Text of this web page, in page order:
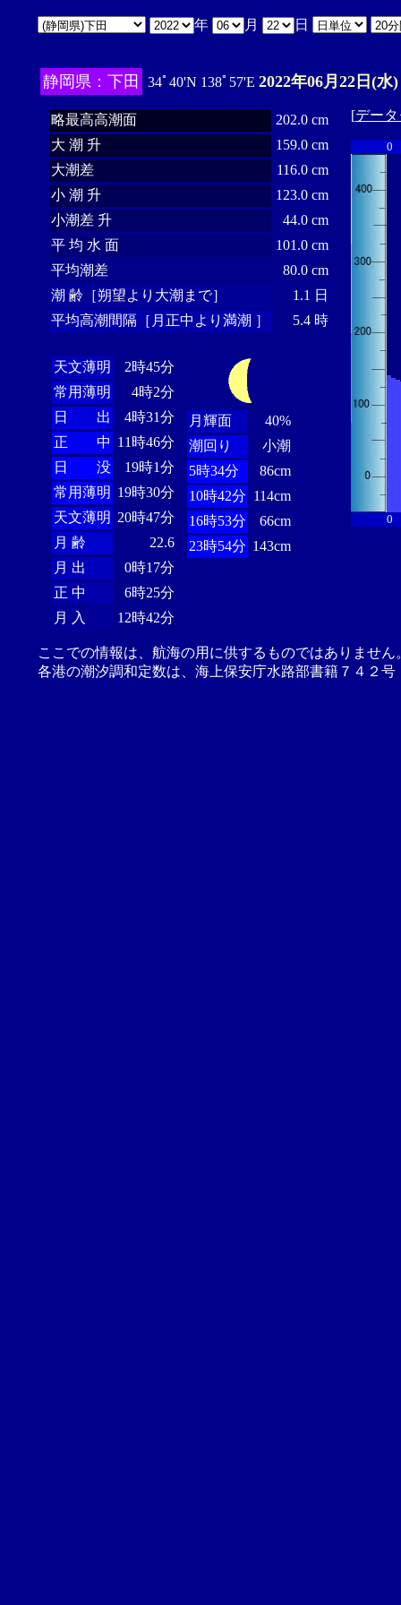
年 月 日
静岡県：下田 34ﾟ40'N 138ﾟ57'E 2022年06月22日(水)
略最高高潮面
202.0 cm
大 潮 升
159.0 cm
大潮差
116.0 cm
小 潮 升
123.0 cm
小潮差 升
44.0 cm
平 均 水 面
101.0 cm
平均潮差
80.0 cm
潮 齢［朔望より大潮まで］
1.1 日
平均高潮間隔［月正中より満潮 ］
5.4 時
天文薄明
2時45分
常用薄明
4時2分
日 出
4時31分
正 中 11時46分
日 没
19時1分
常用薄明 19時30分
天文薄明 20時47分
月 齢
22.6
月 出
0時17分
正 中
6時25分
月 入
12時42分
月輝面
40%
潮回り
小潮
5時34分
86cm
10時42分 114cm
16時53分
66cm
23時54分 143cm
[デー
0
0
ここでの情報は、航海の用に供するものではありませ
各港の潮汐調和定数は、海上保安庁水路部書籍７４２